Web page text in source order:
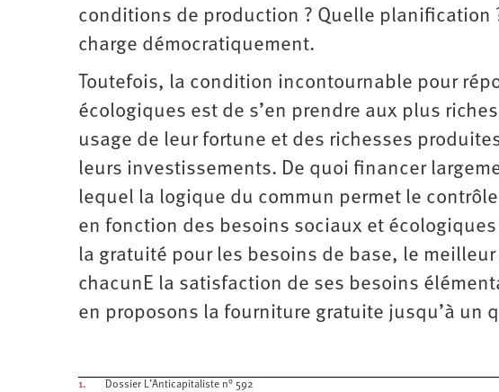
conditions de production ? Quelle planification
charge démocratiquement.
Toutefois, la condition incontournable pour
écologiques est de s’en prendre aux plus
usage de leur fortune et des richesses
leurs investissements. De quoi financer
lequel la logique du commun permet le
en fonction des besoins sociaux et
la gratuité pour les besoins de base, le
chacunE la satisfaction de ses besoins
en proposons la fourniture gratuite jusqu’à un
1. Dossier L’Anticapitaliste n° 592